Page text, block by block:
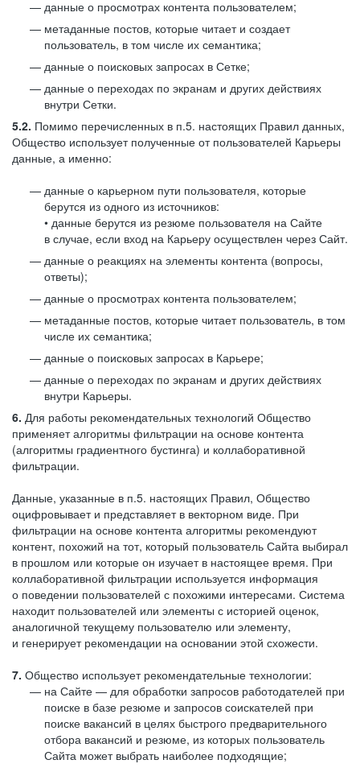
данные о просмотрах контента пользователем;
метаданные постов, которые читает и создает
пользователь, в том числе их семантика;
данные о поисковых запросах в Сетке;
данные о переходах по экранам и других действиях
внутри Сетки.
5.2. Помимо перечисленных в п.5. настоящих Правил данных,
Общество использует полученные от пользователей Карьеры
данные, а именно:
данные о карьерном пути пользователя, которые
берутся из одного из источников:
• данные берутся из резюме пользователя на Сайте
в случае, если вход на Карьеру осуществлен через Сайт.
данные о реакциях на элементы контента (вопросы,
ответы);
данные о просмотрах контента пользователем;
метаданные постов, которые читает пользователь, в том
числе их семантика;
данные о поисковых запросах в Карьере;
данные о переходах по экранам и других действиях
внутри Карьеры.
6. Для работы рекомендательных технологий Общество
применяет алгоритмы фильтрации на основе контента
(алгоритмы градиентного бустинга) и коллаборативной
фильтрации.
Данные, указанные в п.5. настоящих Правил, Общество
оцифровывает и представляет в векторном виде. При
фильтрации на основе контента алгоритмы рекомендуют
контент, похожий на тот, который пользователь Сайта выбирал
в прошлом или которые он изучает в настоящее время. При
коллаборативной фильтрации используется информация
о поведении пользователей с похожими интересами. Система
находит пользователей или элементы с историей оценок,
аналогичной текущему пользователю или элементу,
и генерирует рекомендации на основании этой схожести.
7. Общество использует рекомендательные технологии:
на Сайте — для обработки запросов работодателей при
поиске в базе резюме и запросов соискателей при
поиске вакансий в целях быстрого предварительного
отбора вакансий и резюме, из которых пользователь
Сайта может выбрать наиболее подходящие;